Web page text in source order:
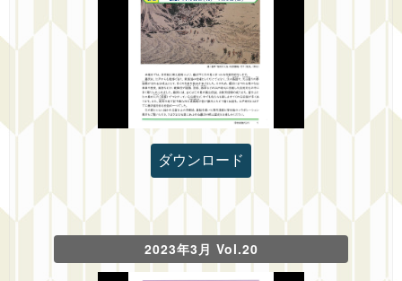
ダウンロード
2023年3月 Vol.20